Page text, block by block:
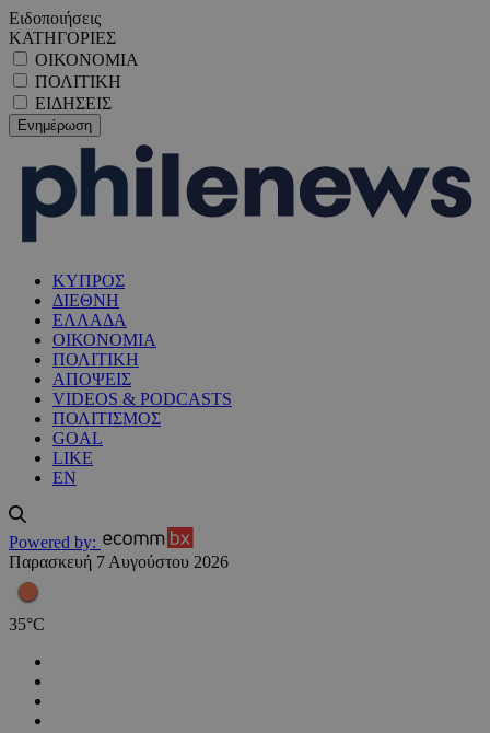
Ειδοποιήσεις
ΚΑΤΗΓΟΡΙΕΣ
ΟΙΚΟΝΟΜΙΑ
ΠΟΛΙΤΙΚΗ
ΕΙΔΗΣΕΙΣ
ΚΥΠΡΟΣ
ΔΙΕΘΝΗ
ΕΛΛΑΔΑ
ΟΙΚΟΝΟΜΙΑ
ΠΟΛΙΤΙΚΗ
ΑΠΟΨΕΙΣ
VIDEOS & PODCASTS
ΠΟΛΙΤΙΣΜΟΣ
GOAL
LIKE
EN
Powered by:
Παρασκευή 7 Αυγούστου 2026
35°C